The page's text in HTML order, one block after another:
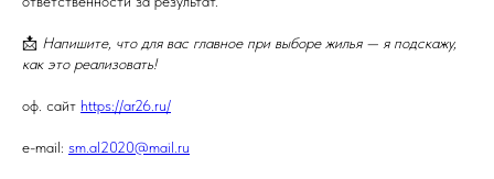
📩 Напишите, что для вас главное при выборе жилья — я подскажу,
как это реализовать!
оф. сайт https://ar26.ru/
e-mail: sm.al2020@mail.ru